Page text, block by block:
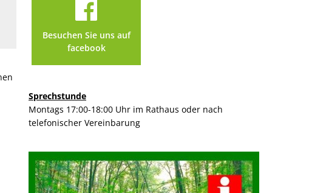
Besuchen Sie uns auf
facebook
Sprechstunde
Montags 17:00-18:00 Uhr im Rathaus oder nach
telefonischer Vereinbarung